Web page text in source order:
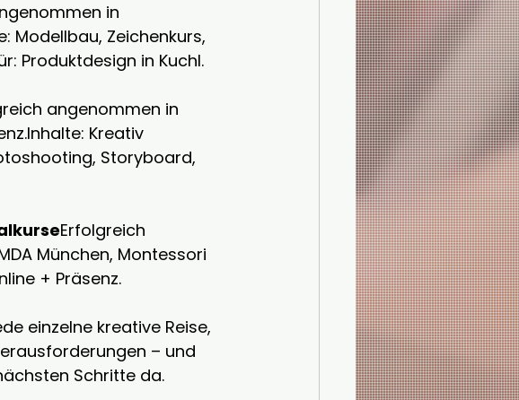
in
Modellbau, Zeichenkurs,
Produktdesign in Kuchl.
angenommen in
Kreativ
Storyboard,
Erfolgreich
München, Montessori
+ Präsenz.
einzelne kreative Reise,
– und
Schritte da.